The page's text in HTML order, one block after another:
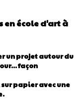
en école d'art à
un projet autour du
façon
papier avec une